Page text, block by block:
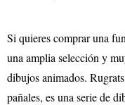
Si quieres comprar una
una amplia selección y
dibujos animados.
pañales, es una serie de